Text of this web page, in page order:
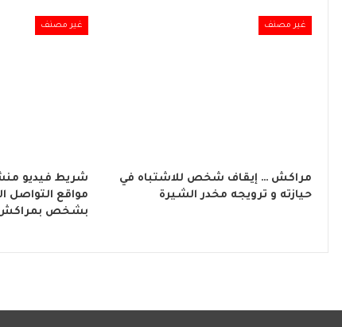
غير مصنف
مراكش … إيقاف شخص للاشتباه في
حيازته و ترويجه مخدر الشيرة
غير مصنف
شريط فيديو
مواقع التواصل
بشخص